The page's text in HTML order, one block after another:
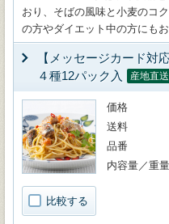
おり、そばの風味と小麦のコ
の方やダイエット中の方にもお
【メッセージカード
４種12パック入
産地直送
比較する
価格
送料
品番
内容量／重量